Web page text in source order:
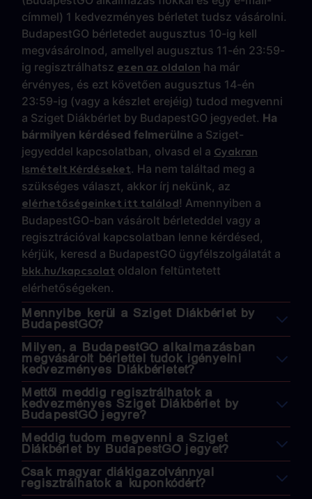
címmel) 1 kedvezményes bérletet tudsz vásárolni.
BudapestGO bérletedet augusztus 10-ig kell
megvásárolnod, amellyel augusztus 11-én 23:59-
ig regisztrálhatsz ezen az oldalon ha már
érvényes, és ezt követően augusztus 14-én
23:59-ig (vagy a készlet erejéig) tudod megvenni
a Sziget Diákbérlet by BudapestGO jegyedet. Ha
bármilyen kérdésed felmerülne a Sziget-
jegyeddel kapcsolatban, olvasd el a Gyakran
Ismételt Kérdéseket. Ha nem találtad meg a
szükséges választ, akkor írj nekünk, az
elérhetőségeinket itt találod! Amennyiben a
BudapestGO-ban vásárolt bérleteddel vagy a
regisztrációval kapcsolatban lenne kérdésed,
kérjük, keresd a BudapestGO ügyfélszolgálatát a
bkk.hu/kapcsolat oldalon feltüntetett
elérhetőségeken.
Mennyibe kerül a Sziget Diákbérlet by
BudapestGO?
Milyen, a BudapestGO alkalmazásban
megvásárolt bérlettel tudok igényelni
kedvezményes Diákbérletet?
Mettől meddig regisztrálhatok a
kedvezményes Sziget Diákbérlet by
BudapestGO jegyre?
Meddig tudom megvenni a Sziget
Diákbérlet by BudapestGO jegyet?
Csak magyar diákigazolvánnyal
regisztrálhatok a kuponkódért?